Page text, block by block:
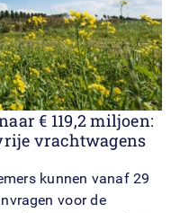
€ 119,2 miljoen:
vrachtwagens
kunnen vanaf 29
voor de